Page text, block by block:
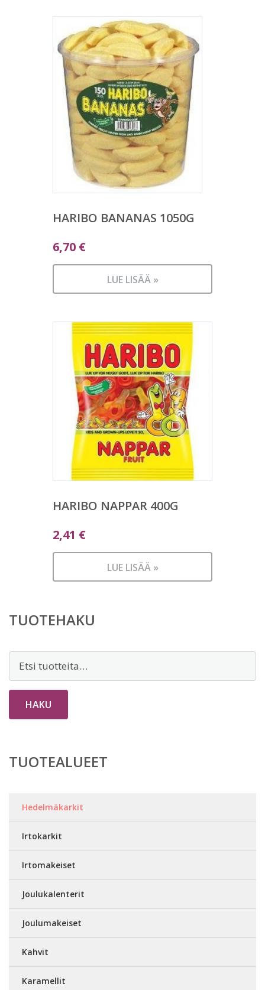
HARIBO BANANAS 1050G
6,70 €
LUE LISÄÄ »
HARIBO NAPPAR 400G
2,41 €
LUE LISÄÄ »
TUOTEHAKU
Etsi:
HAKU
TUOTEALUEET
Hedelmäkarkit
Irtokarkit
Irtomakeiset
Joulukalenterit
Joulumakeiset
Kahvit
Karamellit